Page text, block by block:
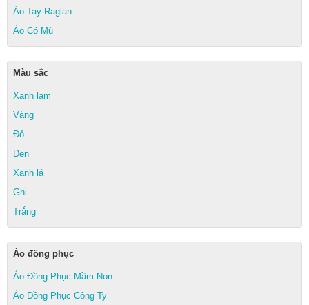
Áo Tay Raglan
Áo Có Mũ
Màu sắc
Xanh lam
Vàng
Đỏ
Đen
Xanh lá
Ghi
Trắng
Áo đồng phục
Áo Đồng Phục Mầm Non
Áo Đồng Phục Công Ty